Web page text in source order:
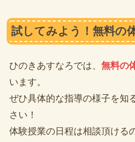
試してみよう！無料の
ひのきあすなろでは、 無料の
います。
ぜひ具体的な指導の様子を知
さい！
体験授業の日程は相談頂ける